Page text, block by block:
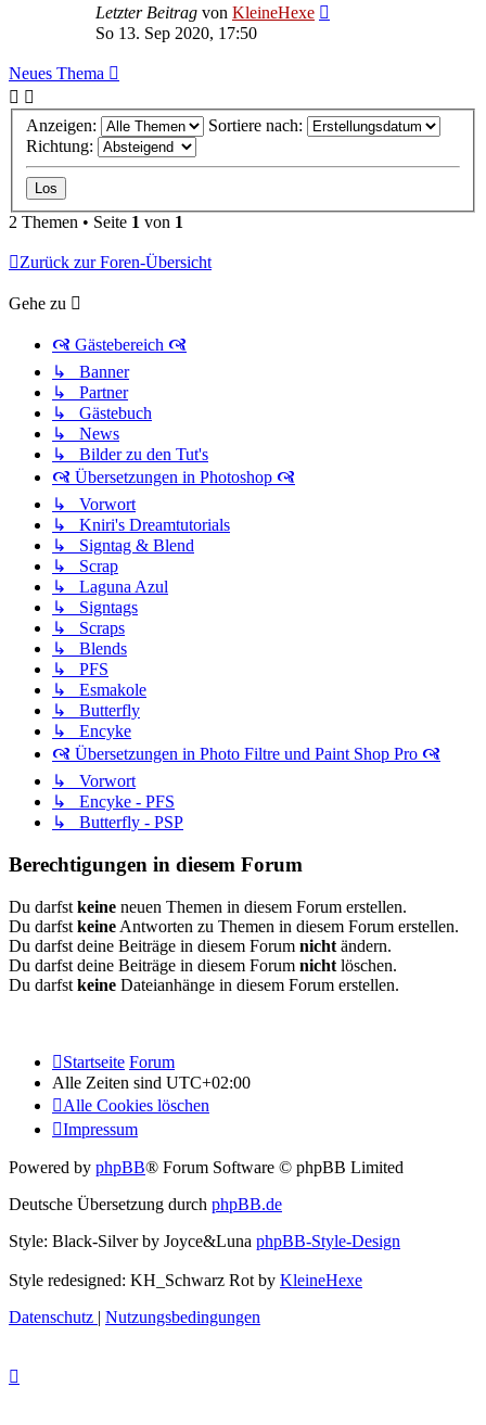
Letzter Beitrag von KleineHexe
So 13. Sep 2020, 17:50
Neues Thema
Anzeigen:
Sortiere nach:
Richtung:
2 Themen • Seite 1 von 1
Zurück zur Foren-Übersicht
Gehe zu
🙧 Gästebereich 🙧
↳ Banner
↳ Partner
↳ Gästebuch
↳ News
↳ Bilder zu den Tut's
🙧 Übersetzungen in Photoshop 🙧
↳ Vorwort
↳ Kniri's Dreamtutorials
↳ Signtag & Blend
↳ Scrap
↳ Laguna Azul
↳ Signtags
↳ Scraps
↳ Blends
↳ PFS
↳ Esmakole
↳ Butterfly
↳ Encyke
🙧 Übersetzungen in Photo Filtre und Paint Shop Pro 🙧
↳ Vorwort
↳ Encyke - PFS
↳ Butterfly - PSP
Berechtigungen in diesem Forum
Du darfst keine neuen Themen in diesem Forum erstellen.
Du darfst keine Antworten zu Themen in diesem Forum erstellen.
Du darfst deine Beiträge in diesem Forum nicht ändern.
Du darfst deine Beiträge in diesem Forum nicht löschen.
Du darfst keine Dateianhänge in diesem Forum erstellen.
Startseite Forum
Alle Zeiten sind UTC+02:00
Alle Cookies löschen
Impressum
Powered by phpBB® Forum Software © phpBB Limited
Deutsche Übersetzung durch phpBB.de
Style: Black-Silver by Joyce&Luna phpBB-Style-Design
Style redesigned: KH_Schwarz Rot by KleineHexe
Datenschutz | Nutzungsbedingungen